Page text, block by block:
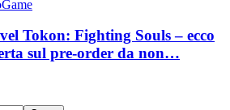
Tokon: Fighting Souls – ecco
sul pre-order da non…